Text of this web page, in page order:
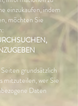
einzukaufen, indem
möchten Sie
grundsätzlich
mitzuteilen, wer Sie
Daten